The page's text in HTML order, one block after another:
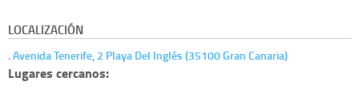
LOCALIZACIÓN
. Avenida Tenerife, 2 Playa Del Inglés (35100 Gran Canaria)
Lugares cercanos: